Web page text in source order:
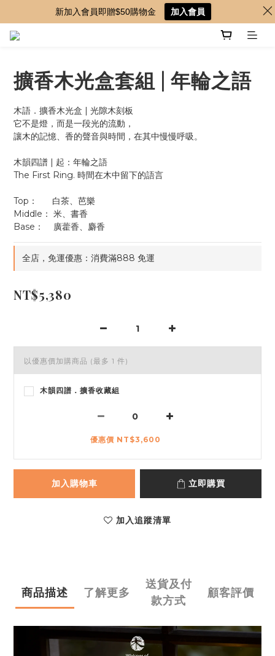
擴香木光盒套組 | 年輪之語
木語．擴香木光盒 | 光隙木刻板
它不是燈，而是一段光的流動，
讓木的記憶、香的聲音與時間，在其中慢慢呼吸。
木韻四譜 | 起：年輪之語
The First Ring. 時間在木中留下的語言
Top：      白茶、芭樂
Middle： 米、書香
Base：    廣藿香、麝香
全店，免運優惠：消費滿888 免運
NT$5,380
以優惠價加購商品 (最多 1 件)
木韻四譜．擴香收藏組
優惠價 NT$3,600
加入購物車 立即購買
加入追蹤清單
商品描述 了解更多
送貨及付
款方式
顧客評價
新加入會員即贈$50購物金 加入會員